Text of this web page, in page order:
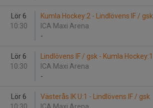
Lör 6
10:30
Kumla Hockey:2 - Lindlövens IF / gsk
ICA Maxi Arena
-
Lör 6
10:30
Lindlövens IF / gsk - Kumla Hockey:1
ICA Maxi Arena
-
Lör 6
Västerås IK U:1 - Lindlövens IF / gsk